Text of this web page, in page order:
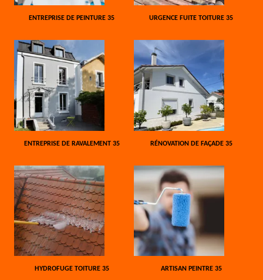
ENTREPRISE DE PEINTURE 35 URGENCE FUITE TOITURE 35
ENTREPRISE DE RAVALEMENT 35 RÉNOVATION DE FAÇADE 35
HYDROFUGE TOITURE 35 ARTISAN PEINTRE 35